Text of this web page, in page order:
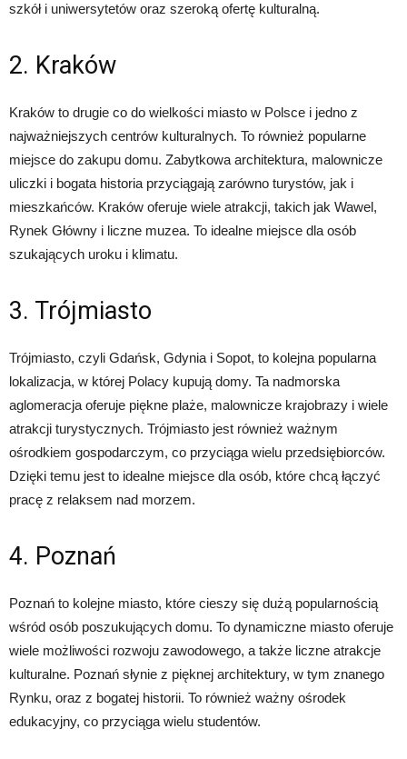
szkół i uniwersytetów oraz szeroką ofertę kulturalną.
2. Kraków
Kraków to drugie co do wielkości miasto w Polsce i jedno z
najważniejszych centrów kulturalnych. To również popularne
miejsce do zakupu domu. Zabytkowa architektura, malownicze
uliczki i bogata historia przyciągają zarówno turystów, jak i
mieszkańców. Kraków oferuje wiele atrakcji, takich jak Wawel,
Rynek Główny i liczne muzea. To idealne miejsce dla osób
szukających uroku i klimatu.
3. Trójmiasto
Trójmiasto, czyli Gdańsk, Gdynia i Sopot, to kolejna popularna
lokalizacja, w której Polacy kupują domy. Ta nadmorska
aglomeracja oferuje piękne plaże, malownicze krajobrazy i wiele
atrakcji turystycznych. Trójmiasto jest również ważnym
ośrodkiem gospodarczym, co przyciąga wielu przedsiębiorców.
Dzięki temu jest to idealne miejsce dla osób, które chcą łączyć
pracę z relaksem nad morzem.
4. Poznań
Poznań to kolejne miasto, które cieszy się dużą popularnością
wśród osób poszukujących domu. To dynamiczne miasto oferuje
wiele możliwości rozwoju zawodowego, a także liczne atrakcje
kulturalne. Poznań słynie z pięknej architektury, w tym znanego
Rynku, oraz z bogatej historii. To również ważny ośrodek
edukacyjny, co przyciąga wielu studentów.